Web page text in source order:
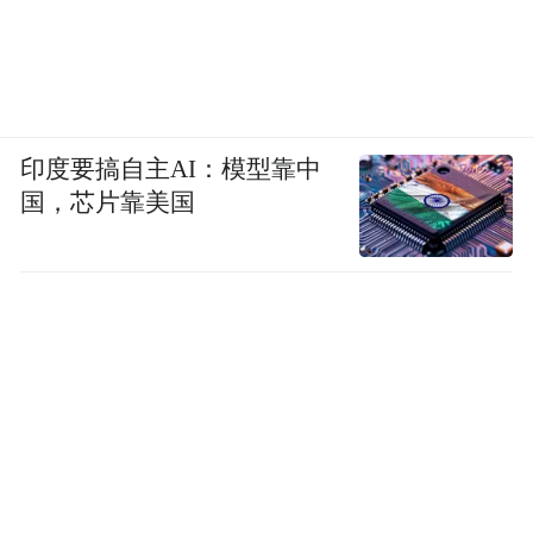
印度要搞自主AI：模型靠中
国，芯片靠美国